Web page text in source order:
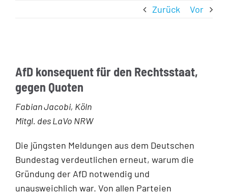
Zurück Vor
AfD konsequent für den Rechtsstaat,
gegen Quoten
Fabian Jacobi, Köln
Mitgl. des LaVo NRW
Die jüngsten Meldungen aus dem Deutschen
Bundestag verdeutlichen erneut, warum die
Gründung der AfD notwendig und
unausweichlich war. Von allen Parteien